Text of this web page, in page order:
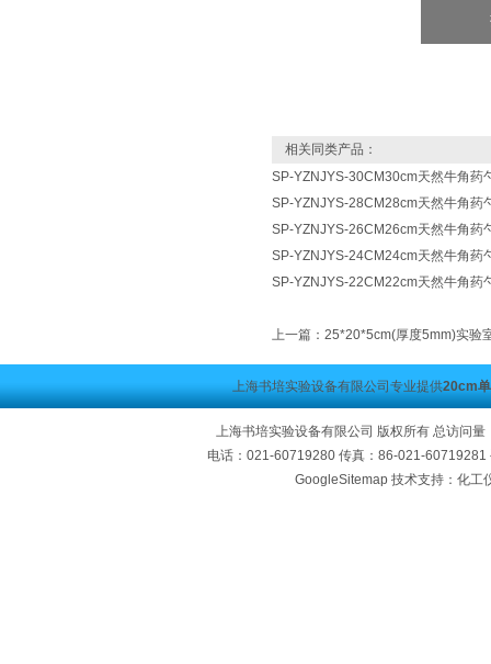
相关同类产品：
SP-YZNJYS-30CM30cm天然牛角药
SP-YZNJYS-28CM28cm天然牛角药
SP-YZNJYS-26CM26cm天然牛角药
SP-YZNJYS-24CM24cm天然牛角药
SP-YZNJYS-22CM22cm天然牛角药
上一篇： 25*20*5cm(厚度5mm)实验
上海书培实验设备有限公司专业提供20cm
上海书培实验设备有限公司 版权所有 总访问量
电话：021-60719280 传真：86-021-
GoogleSitemap技术支持：化工